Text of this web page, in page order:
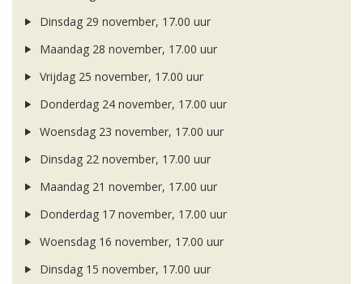
Dinsdag 29 november, 17.00 uur
Maandag 28 november, 17.00 uur
Vrijdag 25 november, 17.00 uur
Donderdag 24 november, 17.00 uur
Woensdag 23 november, 17.00 uur
Dinsdag 22 november, 17.00 uur
Maandag 21 november, 17.00 uur
Donderdag 17 november, 17.00 uur
Woensdag 16 november, 17.00 uur
Dinsdag 15 november, 17.00 uur